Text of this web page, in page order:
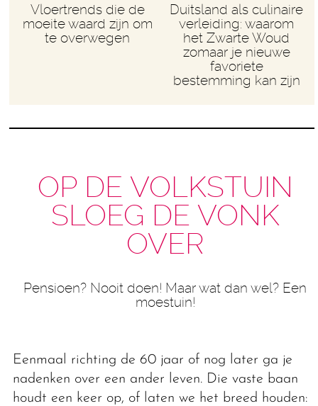
Vloertrends die de
moeite waard zijn om
te overwegen
Duitsland als culinaire
verleiding: waarom
het Zwarte Woud
zomaar je nieuwe
favoriete
bestemming kan zijn
OP DE VOLKSTUIN
SLOEG DE VONK
OVER
Pensioen? Nooit doen! Maar wat dan wel? Een
moestuin!
Eenmaal richting de 60 jaar of nog later ga je
nadenken over een ander leven. Die vaste baan
houdt een keer op, of laten we het breed houden: